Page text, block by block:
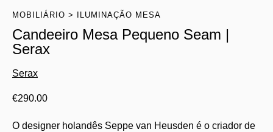
MOBILIÁRIO ILUMINAÇÃO MESA
Candeeiro Mesa Pequeno Seam |
Serax
Serax
€290.00
O designer holandês Seppe van Heusden é o criador de